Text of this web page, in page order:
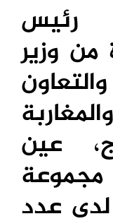
رئيس
من وزير
عين
مجموعة
عدد